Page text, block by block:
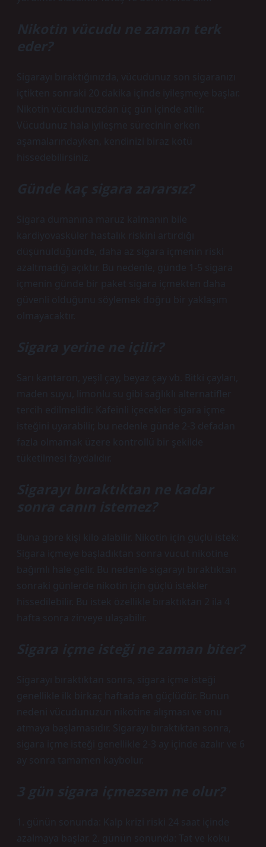
Nikotin vücudu ne zaman terk
eder?
Sigarayı bıraktığınızda, vücudunuz son sigaranızı
içtikten sonraki 20 dakika içinde iyileşmeye başlar.
Nikotin vücudunuzdan üç gün içinde atılır.
Vücudunuz hala iyileşme sürecinin erken
aşamalarındayken, kendinizi biraz kötü
hissedebilirsiniz.
Günde kaç sigara zararsız?
Sigara dumanına maruz kalmanın bile
kardiyovasküler hastalık riskini artırdığı
düşünüldüğünde, daha az sigara içmenin riski
azaltmadığı açıktır. Bu nedenle, günde 1-5 sigara
içmenin günde bir paket sigara içmekten daha
güvenli olduğunu söylemek doğru bir yaklaşım
olmayacaktır.
Sigara yerine ne içilir?
Sarı kantaron, yeşil çay, beyaz çay vb. Bitki çayları,
maden suyu, limonlu su gibi sağlıklı alternatifler
tercih edilmelidir. Kafeinli içecekler sigara içme
isteğini uyarabilir, bu nedenle günde 2-3 defadan
fazla olmamak üzere kontrollü bir şekilde
tüketilmesi faydalıdır.
Sigarayı bıraktıktan ne kadar
sonra canın istemez?
Buna göre kişi kilo alabilir. Nikotin için güçlü istek:
Sigara içmeye başladıktan sonra vücut nikotine
bağımlı hale gelir. Bu nedenle sigarayı bıraktıktan
sonraki günlerde nikotin için güçlü istekler
hissedilebilir. Bu istek özellikle bıraktıktan 2 ila 4
hafta sonra zirveye ulaşabilir.
Sigara içme isteği ne zaman biter?
Sigarayı bıraktıktan sonra, sigara içme isteği
genellikle ilk birkaç haftada en güçlüdür. Bunun
nedeni vücudunuzun nikotine alışması ve onu
atmaya başlamasıdır. Sigarayı bıraktıktan sonra,
sigara içme isteği genellikle 2-3 ay içinde azalır ve 6
ay sonra tamamen kaybolur.
3 gün sigara içmezsem ne olur?
1. günün sonunda: Kalp krizi riski 24 saat içinde
azalmaya başlar. 2. günün sonunda: Tat ve koku